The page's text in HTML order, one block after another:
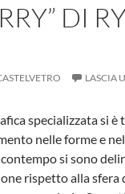
DI
LASCIA
specializzata si
nelle forme e
si sono
rispetto alla sfera